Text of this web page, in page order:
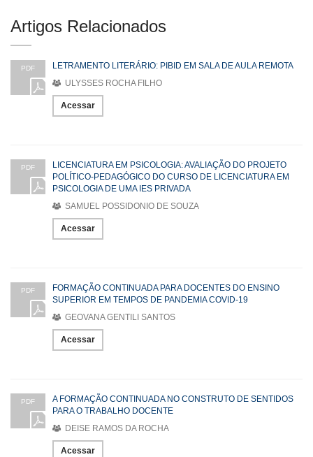
Artigos Relacionados
PDF
LETRAMENTO LITERÁRIO: PIBID EM SALA DE AULA REMOTA
ULYSSES ROCHA FILHO
Acessar
PDF
LICENCIATURA EM PSICOLOGIA: AVALIAÇÃO DO PROJETO
POLÍTICO-PEDAGÓGICO DO CURSO DE LICENCIATURA EM
PSICOLOGIA DE UMA IES PRIVADA
SAMUEL POSSIDONIO DE SOUZA
Acessar
PDF
FORMAÇÃO CONTINUADA PARA DOCENTES DO ENSINO
SUPERIOR EM TEMPOS DE PANDEMIA COVID-19
GEOVANA GENTILI SANTOS
Acessar
PDF
A FORMAÇÃO CONTINUADA NO CONSTRUTO DE SENTIDOS
PARA O TRABALHO DOCENTE
DEISE RAMOS DA ROCHA
Acessar